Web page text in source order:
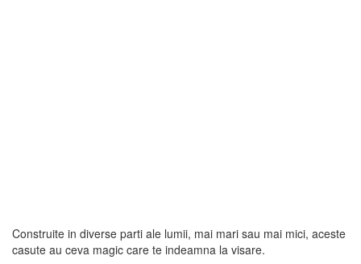
Construite in diverse parti ale lumii, mai mari sau mai mici, aceste
casute au ceva magic care te indeamna la visare.